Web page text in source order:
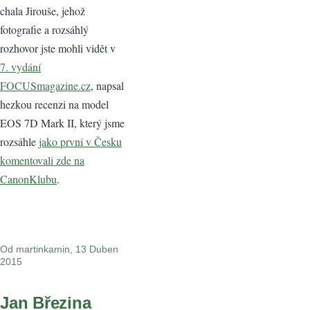
chala Jirouše, jehož
fotografie a rozsáhlý
rozhovor jste mohli vidět v
7. vydání
FOCUSmagazine.cz, napsal
hezkou recenzi na model
EOS 7D Mark II, který jsme
rozsáhlejako první v Česku
komentovali zde na
CanonKlubu.
Od martinkamin , 13 Duben
2015
Jan Březina